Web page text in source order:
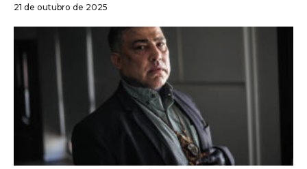
21 de outubro de 2025